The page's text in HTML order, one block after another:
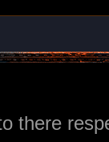
there